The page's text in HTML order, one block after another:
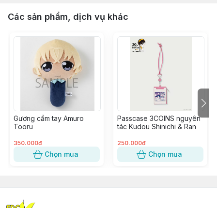
Các sản phẩm, dịch vụ khác
Gương cầm tay Amuro
Tooru
350.000đ
Chọn mua
Passcase 3COINS nguyên
tác Kudou Shinichi & Ran
250.000đ
Chọn mua